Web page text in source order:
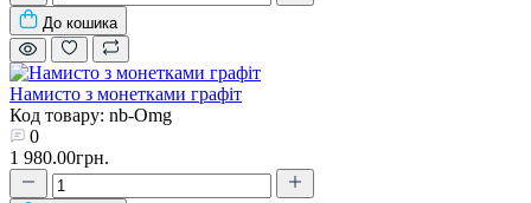
До кошика
Намисто з монетками графіт
Код товару: nb-Omg
0
1 980.00грн.